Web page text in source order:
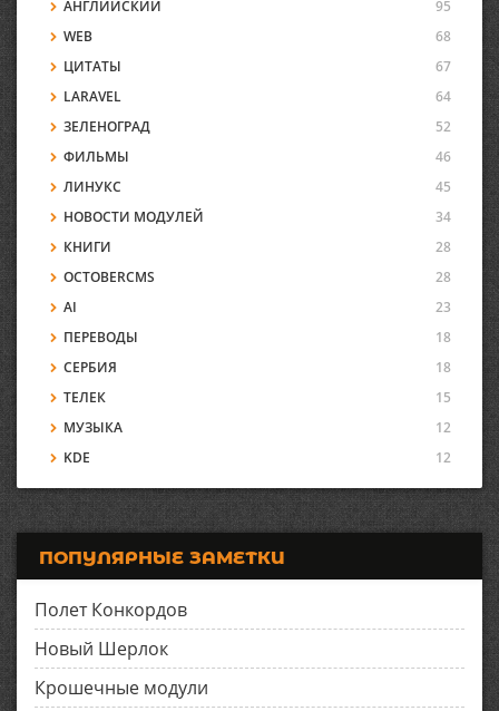
АНГЛИЙСКИЙ
95
WEB
68
ЦИТАТЫ
67
LARAVEL
64
ЗЕЛЕНОГРАД
52
ФИЛЬМЫ
46
ЛИНУКС
45
НОВОСТИ МОДУЛЕЙ
34
КНИГИ
28
OCTOBERCMS
28
AI
23
ПЕРЕВОДЫ
18
СЕРБИЯ
18
ТЕЛЕК
15
МУЗЫКА
12
KDE
12
ПОПУЛЯРНЫЕ ЗАМЕТКИ
Полет Конкордов
Новый Шерлок
Крошечные модули